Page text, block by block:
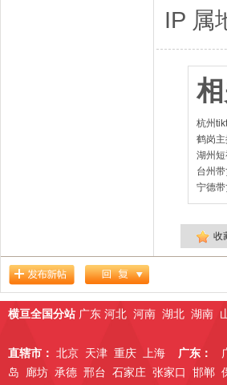
IP 属
杭州
鹤岗
湖州
台州
宁德
收
横亘全国分站 广东 河北 河南 湖北 湖南
直辖市： 北京 天津 重庆 上海 广东：
岛
廊坊 承德 邢台 石家庄 张家口 邯郸